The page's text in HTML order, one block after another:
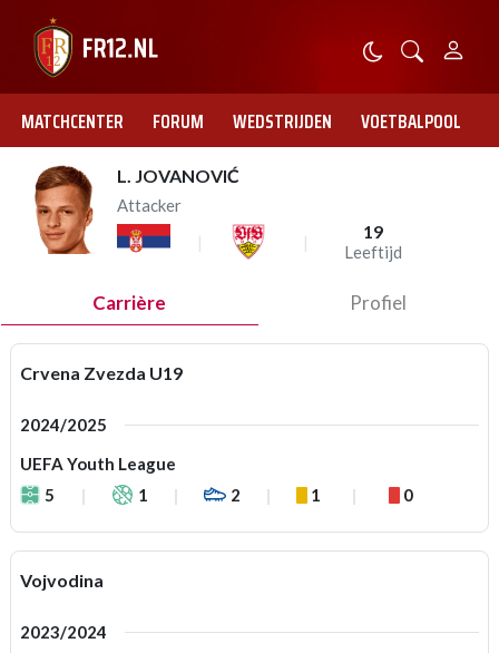
MATCHCENTER FORUM WEDSTRIJDEN VOETBALPOOL
L. JOVANOVIĆ
Attacker
19
Leeftijd
Carrière Profiel
Crvena Zvezda U19
2024/2025
UEFA Youth League
5
1 2 1 0
Vojvodina
2023/2024